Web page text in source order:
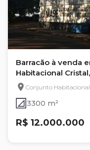
Barracão à venda
Habitacional
Conjunto
3300 m²
R$ 12.000.000